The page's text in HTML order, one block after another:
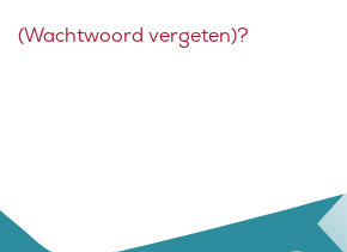
(Wachtwoord vergeten)?